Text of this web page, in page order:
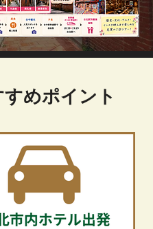
すめポイント